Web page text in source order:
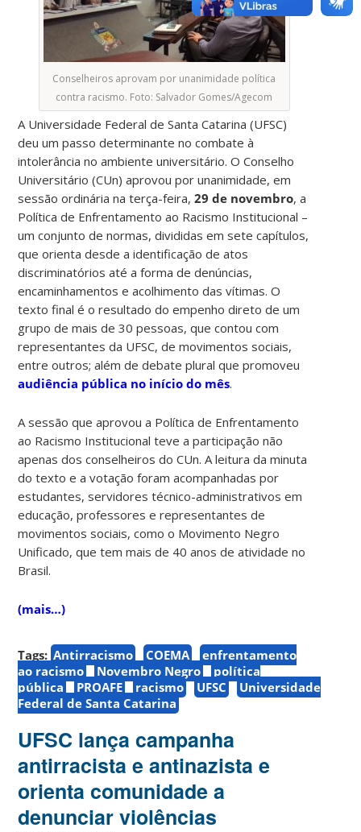
Conselheiros aprovam por unanimidade política
contra racismo. Foto: Salvador Gomes/Agecom
A Universidade Federal de Santa Catarina (UFSC)
deu um passo determinante no combate à
intolerância no ambiente universitário. O Conselho
Universitário (CUn) aprovou por unanimidade, em
sessão ordinária na terça-feira,29 de novembro, a
Política de Enfrentamento ao Racismo Institucional –
um conjunto de normas, divididas em sete capítulos,
que orienta desde a identificação de atos
discriminatórios até a forma de denúncias,
encaminhamentos e acolhimento das vítimas. O
texto final é o resultado do empenho direto de um
grupo de mais de 30 pessoas, que contou com
representantes da UFSC, de movimentos sociais,
entre outros; além de debate plural que promoveu
audiência pública no início do mês.
A sessão que aprovou a Política de Enfrentamento
ao Racismo Institucional teve a participação não
apenas dos conselheiros do CUn. A leitura da minuta
do texto e a votação foram acompanhadas por
estudantes, servidores técnico-administrativos em
educação, professores e representantes de
movimentos sociais, como o Movimento Negro
Unificado, que tem mais de 40 anos de atividade no
Brasil.
(mais…)
Tags: Antirracismo COEMA
enfrentamento
ao racismo
Novembro Negro
política
pública
PROAFE racismo UFSC
Universidade
Federal de Santa Catarina
UFSC lança campanha
antirracista e antinazista e
orienta comunidade a
denunciar violências